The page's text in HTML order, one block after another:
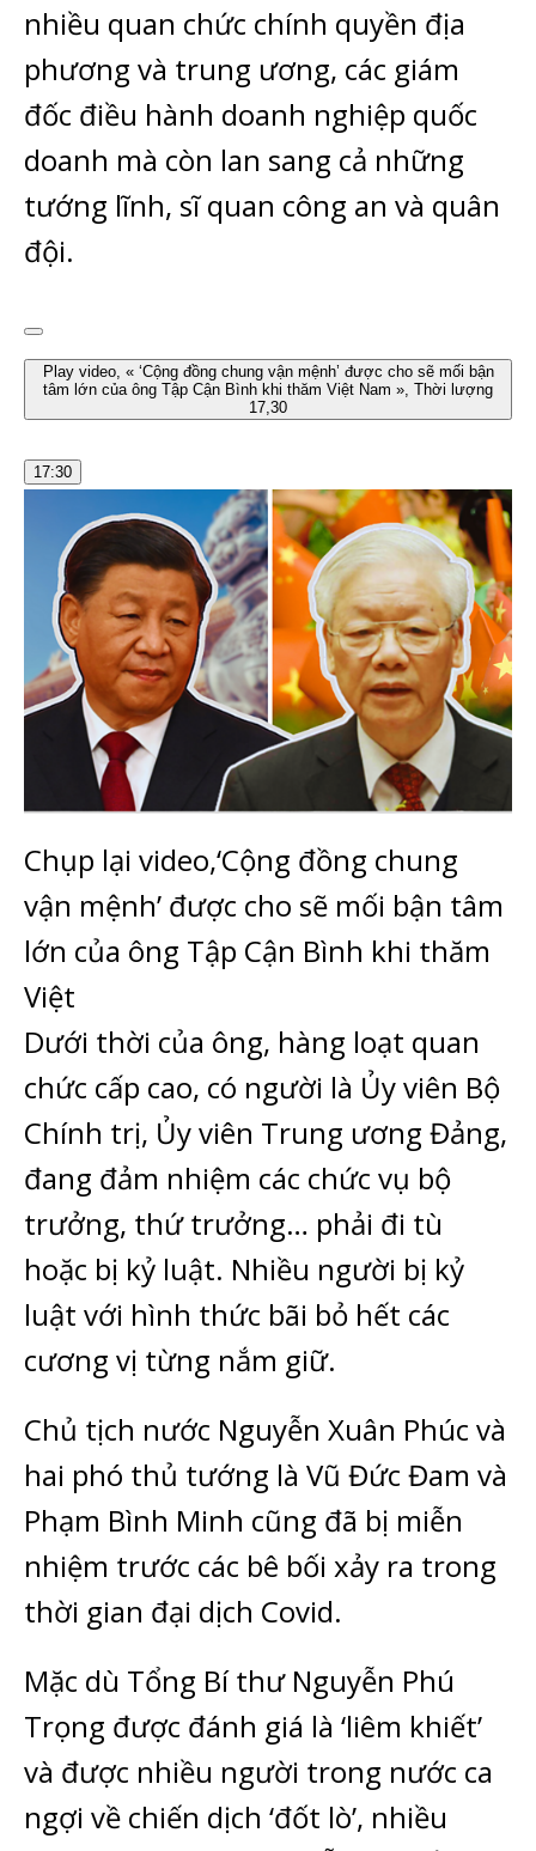
nhiều quan chức chính quyền địa
phương và trung ương, các giám
đốc điều hành doanh nghiệp quốc
doanh mà còn lan sang cả những
tướng lĩnh, sĩ quan công an và quân
đội.
Play video, « ‘Cộng đồng chung vận mệnh’ được cho sẽ mối bận
tâm lớn của ông Tập Cận Bình khi thăm Việt Nam », Thời lượng
17,30
17:30
Chụp lại video,‘Cộng đồng chung
vận mệnh’ được cho sẽ mối bận tâm
lớn của ông Tập Cận Bình khi thăm
Việt
Dưới thời của ông, hàng loạt quan
chức cấp cao, có người là Ủy viên Bộ
Chính trị, Ủy viên Trung ương Đảng,
đang đảm nhiệm các chức vụ bộ
trưởng, thứ trưởng… phải đi tù
hoặc bị kỷ luật. Nhiều người bị kỷ
luật với hình thức bãi bỏ hết các
cương vị từng nắm giữ.
Chủ tịch nước Nguyễn Xuân Phúc và
hai phó thủ tướng là Vũ Đức Đam và
Phạm Bình Minh cũng đã bị miễn
nhiệm trước các bê bối xảy ra trong
thời gian đại dịch Covid.
Mặc dù Tổng Bí thư Nguyễn Phú
Trọng được đánh giá là ‘liêm khiết’
và được nhiều người trong nước ca
ngợi về chiến dịch ‘đốt lò’, nhiều